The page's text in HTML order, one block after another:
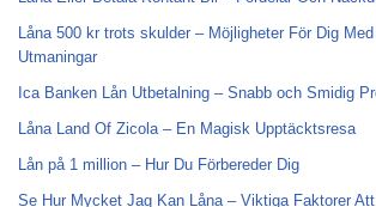
Låna 500 kr trots skulder – Möjligheter För Dig
Utmaningar
Ica Banken Lån Utbetalning – Snabb och Smidig
Låna Land Of Zicola – En Magisk Upptäcktsresa
Lån på 1 million – Hur Du Förbereder Dig
Se Hur Mycket Jag Kan Låna – Viktiga Faktorer